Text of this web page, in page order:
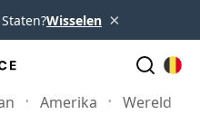
Wisselen ×
Amerika Wereld